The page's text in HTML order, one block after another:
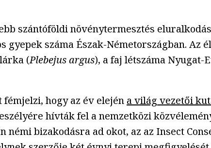
szántóföldi növénytermesztés
száma Észak-Németországban. Az
(Plebejus argus), a faj létszáma Nyugat-
hogy az év elején a világ vezetői
hívták fel a nemzetközi
bizakodásra ad okot, az az Insect